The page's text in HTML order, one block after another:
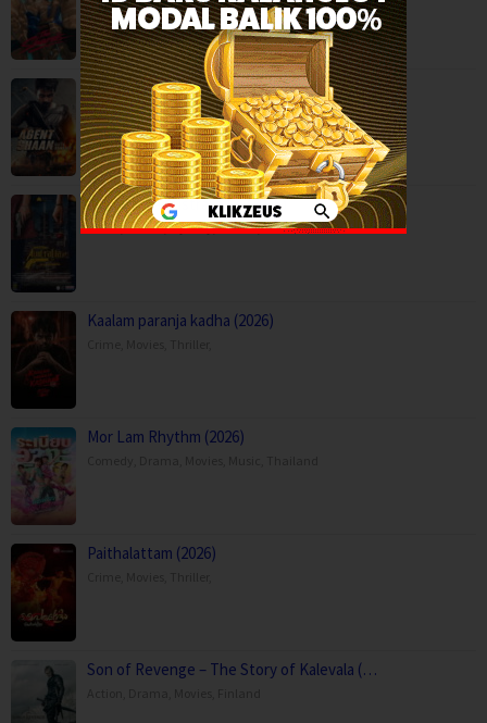
Agent Shaan: Elite Pursuit (2026)
Action,Movies,
Anaganaga Australia Lo (2025)
Crime,Movies,Mystery,Thriller,
Kaalam paranja kadha (2026)
Mor Lam Rhythm (2026)
Paithalattam (2026)
Son of Revenge – The Story of Kalevala (…